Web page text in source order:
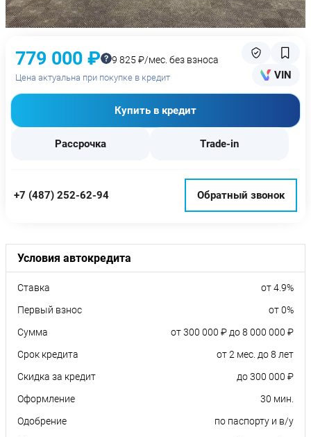
779 000 ₽ 9 825 ₽/мес. без взноса
Цена актуальна при покупке в кредит VIN
Купить в кредит
Рассрочка Trade-in
+7 (487) 252-62-94 Обратный звонок
Условия автокредита
Ставка
от 4.9%
Первый взнос
от 0%
Сумма
от 300 000 ₽ до 8 000 000 ₽
Срок кредита
от 2 мес. до 8 лет
Скидка за кредит
до 300 000 ₽
Оформление
30 мин.
Одобрение
по паспорту и в/у